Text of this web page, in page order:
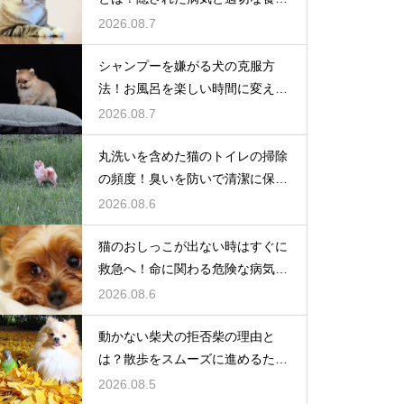
ケア
2026.08.7
シャンプーを嫌がる犬の克服方
法！お風呂を楽しい時間に変える
魔法
2026.08.7
丸洗いを含めた猫のトイレの掃除
の頻度！臭いを防いで清潔に保つ
コツ
2026.08.6
猫のおしっこが出ない時はすぐに
救急へ！命に関わる危険な病気と
は
2026.08.6
動かない柴犬の拒否柴の理由と
は？散歩をスムーズに進めるため
の対策
2026.08.5